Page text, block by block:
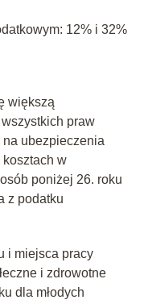
12% i 32%
większą
praw
na ubezpieczenia
kosztach w
poniżej 26. roku
z podatku
i miejsca pracy
i zdrowotne
dla młodych